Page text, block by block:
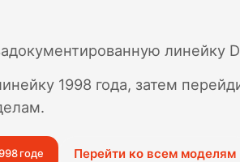
линейку
1998 года, затем
годе Перейти ко всем моделям